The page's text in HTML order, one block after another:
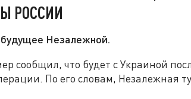
РОССИИ
Незалежной.
сообщил, что будет с Украиной
По его словам, Незалежная